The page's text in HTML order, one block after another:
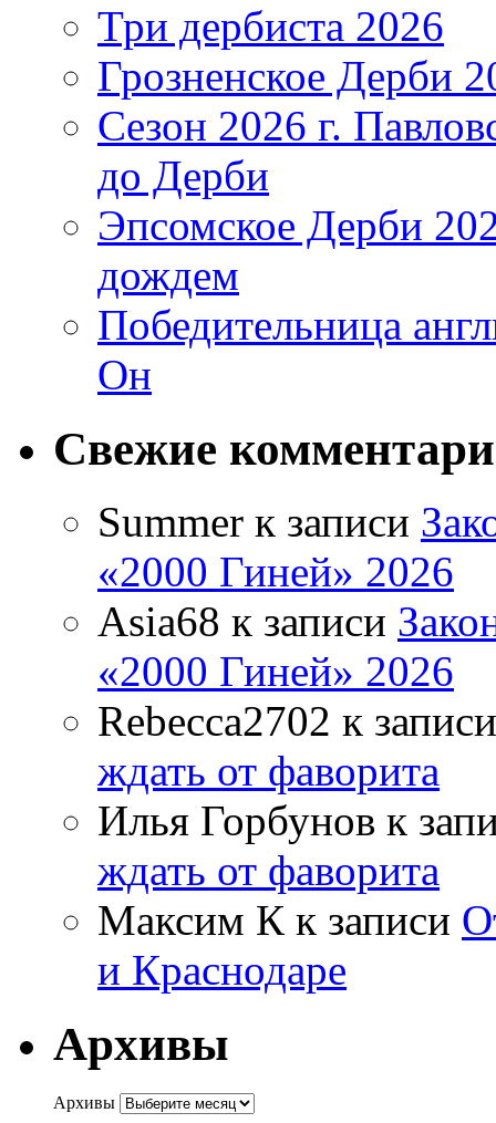
Три дербиста 2026
Грозненское Дерби
Сезон 2026 г.
до Дерби
Эпсомское Дерби
дождем
Победительница
Он
Свежие
Summer к записи
«2000 Гиней» 2026
Asia68 к записи
«2000 Гиней» 2026
Rebecca2702 к
ждать от фаворита
Илья Горбунов к
ждать от фаворита
Максим К к записи
и Краснодаре
Архивы
Архивы